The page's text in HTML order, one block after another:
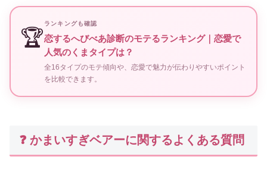
🏆
ランキングも確認
恋するへびべあ診断のモテるランキング｜恋愛で
人気のくまタイプは？
全16タイプのモテ傾向や、恋愛で魅力が伝わりやすいポイント
を比較できます。
❓ かまいすぎベアーに関するよくある質問